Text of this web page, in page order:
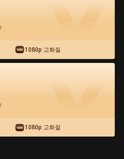
자 상속녀의 이중생
모든 에피소드
1080p 고화질
1080p 고화질